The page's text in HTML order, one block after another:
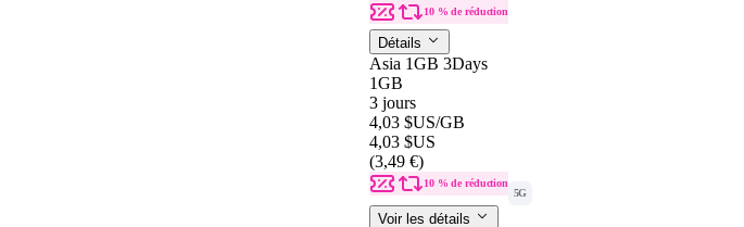
10 % de réduction
Détails
Asia 1GB 3Days
1GB
3 jours
4,03 $US/GB
4,03 $US
(3,49 €)
10 % de réduction
5G
Voir les détails